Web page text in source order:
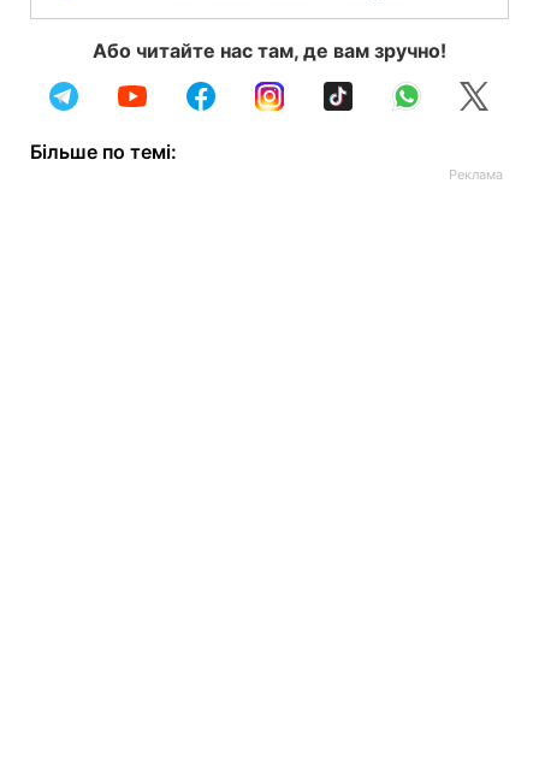
Або читайте нас там, де вам зручно!
Більше по темі: